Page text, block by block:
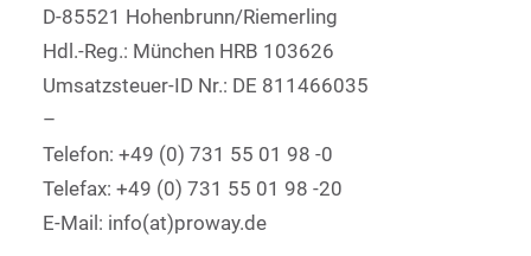
D-85521 Hohenbrunn/Riemerling
Hdl.-Reg.: München HRB 103626
Umsatzsteuer-ID Nr.: DE 811466035
–
Telefon: +49 (0) 731 55 01 98 -0
Telefax: +49 (0) 731 55 01 98 -20
E-Mail: info(at)proway.de